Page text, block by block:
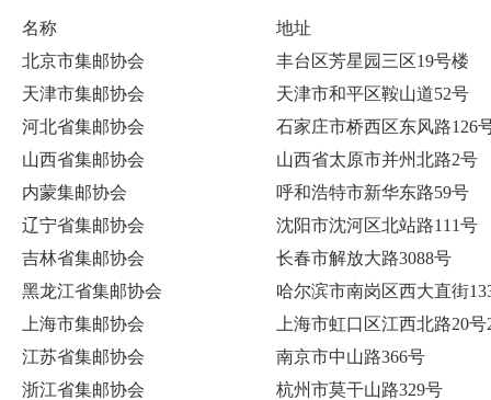
名称
地址
北京市集邮协会
丰台区芳星园三区19号楼
天津市集邮协会
天津市和平区鞍山道52号
河北省集邮协会
石家庄市桥西区东风路126
山西省集邮协会
山西省太原市并州北路2号
内蒙集邮协会
呼和浩特市新华东路59号
辽宁省集邮协会
沈阳市沈河区北站路111号
吉林省集邮协会
长春市解放大路3088号
黑龙江省集邮协会
哈尔滨市南岗区西大直街
上海市集邮协会
上海市虹口区江西北路20号
江苏省集邮协会
南京市中山路366号
浙江省集邮协会
杭州市莫干山路329号